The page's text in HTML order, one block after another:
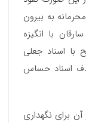
به بیرون
با انگیزه
اسناد جعلی
اسناد حساس
برای نگهداری